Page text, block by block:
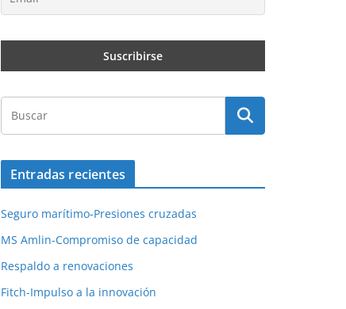
Entradas recientes
Seguro marítimo-Presiones cruzadas
MS Amlin-Compromiso de capacidad
Respaldo a renovaciones
Fitch-Impulso a la innovación